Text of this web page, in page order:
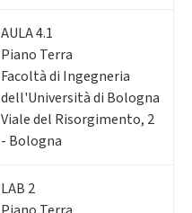
AULA 4.1
Piano Terra
Facoltà di Ingegneria
dell'Università di Bologna
Viale del Risorgimento, 2
- Bologna
LAB 2